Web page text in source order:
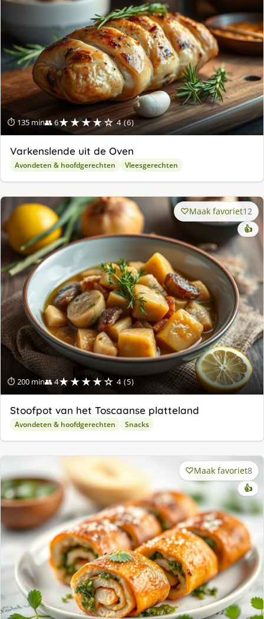
⏱ 135 min👥 6★★★★☆ 4 (6)
Varkenslende uit de Oven
Avondeten & hoofdgerechten Vleesgerechten
⏱ 200 min👥 4★★★★☆ 4 (5)
Maak favoriet12
👍
Stoofpot van het Toscaanse platteland
Avondeten & hoofdgerechten Snacks
Maak favoriet8
👍